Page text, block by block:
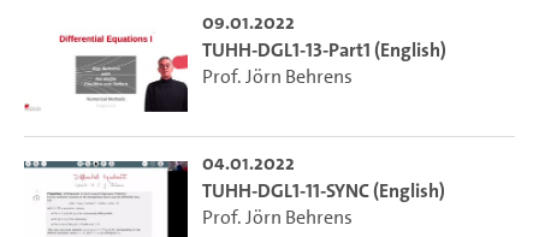
09.01.2022
TUHH-DGL1-13-Part1 (English)
Prof. Jörn Behrens
04.01.2022
TUHH-DGL1-11-SYNC (English)
Prof. Jörn Behrens